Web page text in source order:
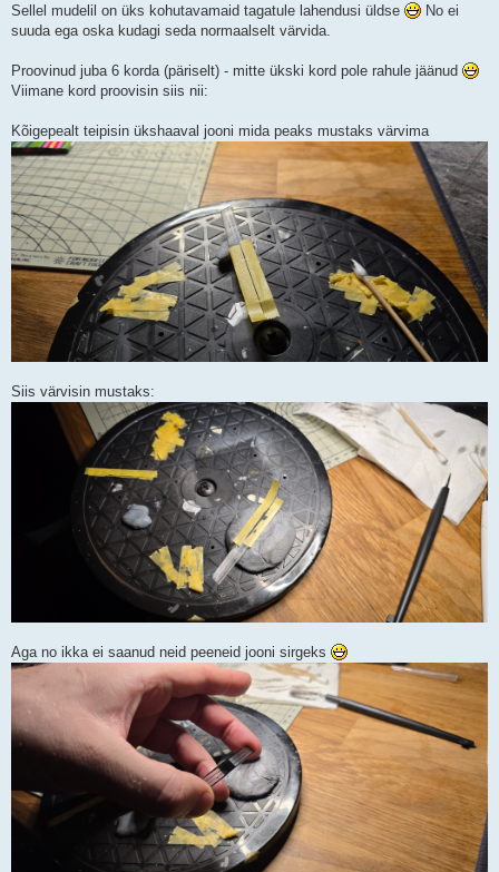
t
s
Sellel mudelil on üks kohutavamaid tagatule lahendusi üldse
No ei
suuda ega oska kudagi seda normaalselt värvida.
Proovinud juba 6 korda (päriselt) - mitte ükski kord pole rahule jäänud
Viimane kord proovisin siis nii:
Kõigepealt teipisin ükshaaval jooni mida peaks mustaks värvima
Siis värvisin mustaks:
Aga no ikka ei saanud neid peeneid jooni sirgeks